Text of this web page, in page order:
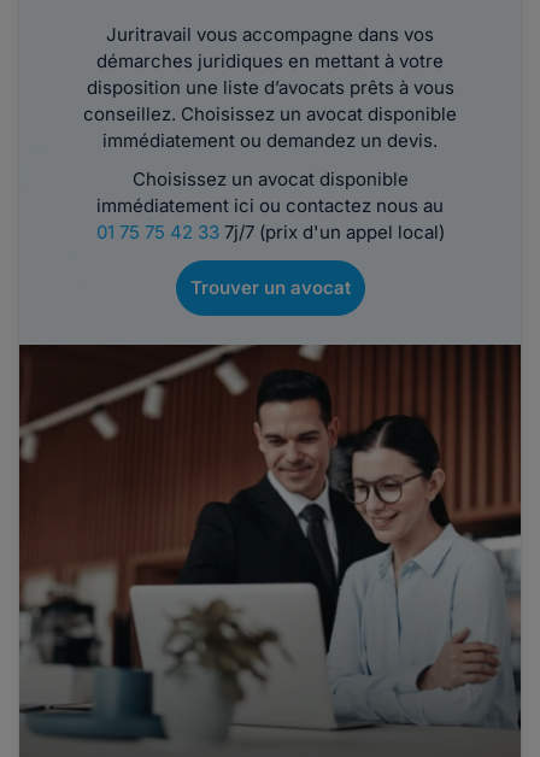
Juritravail vous accompagne dans vos
démarches juridiques en mettant à votre
disposition une liste d’avocats prêts à vous
conseillez. Choisissez un avocat disponible
immédiatement ou demandez un devis.
Choisissez un avocat disponible
immédiatement ici ou contactez nous au
01 75 75 42 337j/7 (prix d'un appel local)
Trouver un avocat